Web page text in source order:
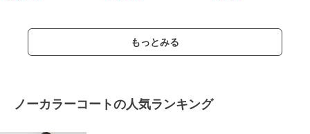
もっとみる
ノーカラーコートの人気ランキング